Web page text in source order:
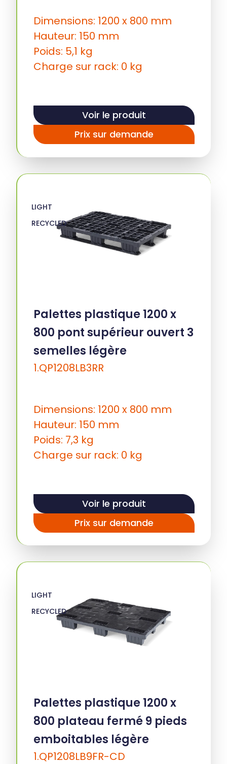
Dimensions: 1200 x 800 mm
Hauteur: 150 mm
Poids: 5,1 kg
Charge sur rack: 0 kg
Voir le produit
Prix sur demande
LIGHT
RECYCLED
Palettes plastique 1200 x
800 pont supérieur ouvert 3
semelles légère
1.QP1208LB3RR
Dimensions: 1200 x 800 mm
Hauteur: 150 mm
Poids: 7,3 kg
Charge sur rack: 0 kg
Voir le produit
Prix sur demande
LIGHT
RECYCLED
Palettes plastique 1200 x
800 plateau fermé 9 pieds
emboitables légère
1.QP1208LB9FR-CD